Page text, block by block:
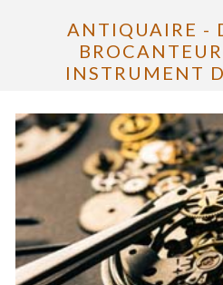
ANTIQUAIRE -
INSTRUMENT